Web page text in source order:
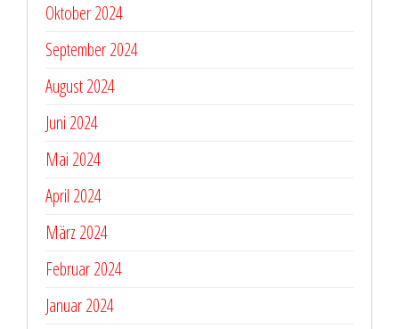
Oktober 2024
September 2024
August 2024
Juni 2024
Mai 2024
April 2024
März 2024
Februar 2024
Januar 2024